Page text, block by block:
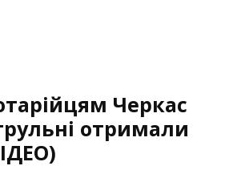
Черкас
отримали